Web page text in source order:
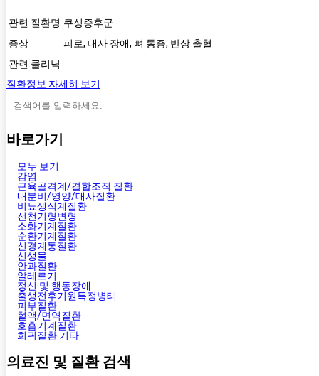
관련 질환명 쿠싱증후군
증상
피로, 대사 장애, 뼈 통증, 반상 출혈
관련 클리닉
질환정보 자세히 보기
바로가기
모두 보기
감염
근육골격계/결합조직 질환
내분비/영양/대사질환
비뇨생식계질환
선천기형변형
소화기계질환
순환기계질환
신경계통질환
신생물
안과질환
알레르기
정신 및 행동장애
출생전후기원특정병태
피부질환
혈액/면역질환
호흡기계질환
희귀질환 기타
의료진 및 질환 검색